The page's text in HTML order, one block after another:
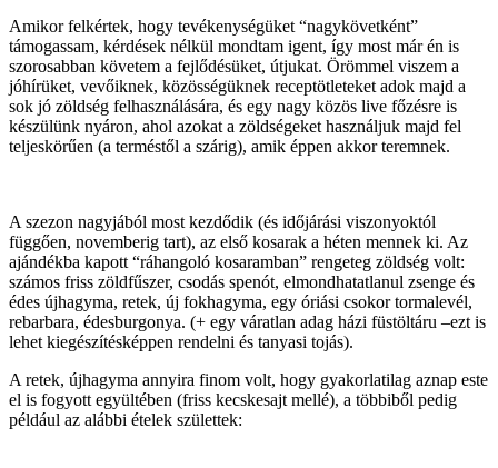
Amikor felkértek, hogy tevékenységüket “nagykövetként”
támogassam, kérdések nélkül mondtam igent, így most már én is
szorosabban követem a fejlődésüket, útjukat. Örömmel viszem a
jóhírüket, vevőiknek, közösségüknek receptötleteket adok majd a
sok jó zöldség felhasználására, és egy nagy közös live főzésre is
készülünk nyáron, ahol azokat a zöldségeket használjuk majd fel
teljeskörűen (a terméstől a szárig), amik éppen akkor teremnek.
A szezon nagyjából most kezdődik (és időjárási viszonyoktól
függően, novemberig tart), az első kosarak a héten mennek ki. Az
ajándékba kapott “ráhangoló kosaramban” rengeteg zöldség volt:
számos friss zöldfűszer, csodás spenót, elmondhatatlanul zsenge és
édes újhagyma, retek, új fokhagyma, egy óriási csokor tormalevél,
rebarbara, édesburgonya. (+ egy váratlan adag házi füstöltáru –ezt is
lehet kiegészítésképpen rendelni és tanyasi tojás).
A retek, újhagyma annyira finom volt, hogy gyakorlatilag aznap este
el is fogyott együltében (friss kecskesajt mellé), a többiből pedig
például az alábbi ételek születtek: